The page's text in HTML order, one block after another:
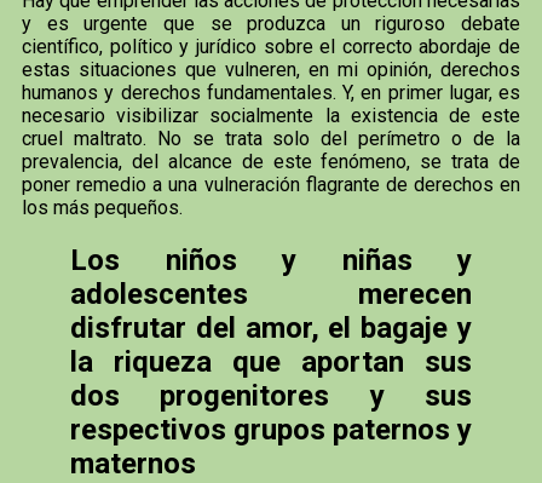
y es urgente que se produzca un riguroso debate
científico, político y jurídico sobre el correcto abordaje de
estas situaciones que vulneren, en mi opinión, derechos
humanos y derechos fundamentales. Y, en primer lugar, es
necesario visibilizar socialmente la existencia de este
cruel maltrato. No se trata solo del perímetro o de la
prevalencia, del alcance de este fenómeno, se trata de
poner remedio a una vulneración flagrante de derechos en
los más pequeños.
Los niños y niñas y
adolescentes merecen
disfrutar del amor, el bagaje y
la riqueza que aportan sus
dos progenitores y sus
respectivos grupos paternos y
maternos